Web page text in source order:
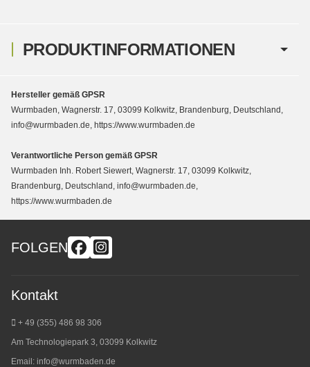
PRODUKTINFORMATIONEN
Hersteller gemäß GPSR
Wurmbaden, Wagnerstr. 17, 03099 Kolkwitz, Brandenburg, Deutschland,
info@wurmbaden.de, https://www.wurmbaden.de
Verantwortliche Person gemäß GPSR
Wurmbaden Inh. Robert Siewert, Wagnerstr. 17, 03099 Kolkwitz,
Brandenburg, Deutschland, info@wurmbaden.de,
https://www.wurmbaden.de
FOLGEN
Kontakt
+ 49 (355) 486 98 306
Am Technologiepark 3, 03099 Kolkwitz
Email: info@wurmbaden.de